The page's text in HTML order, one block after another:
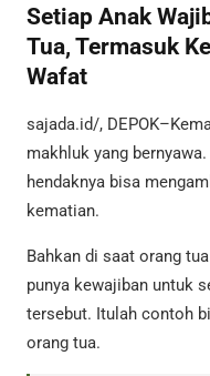
Setiap Anak
Tua, Termasuk
Wafat
sajada.id/,
makhluk yang
hendaknya bisa
kematian.
Bahkan di saat orang
punya kewajiban untuk
tersebut. Itulah contoh
orang tua.